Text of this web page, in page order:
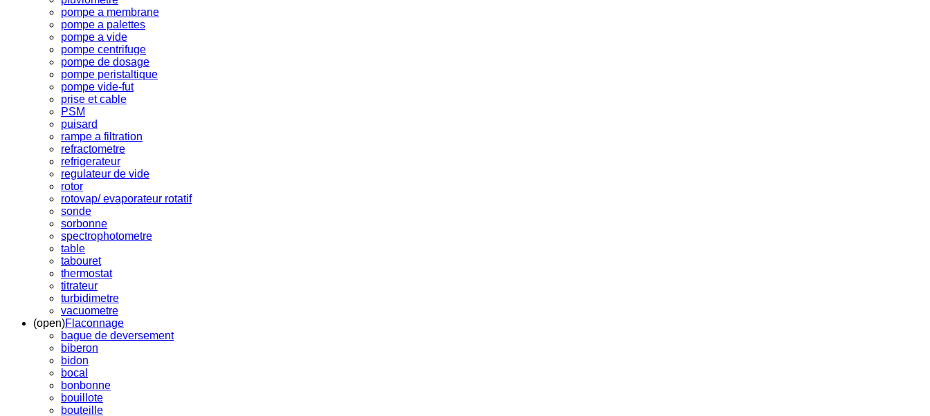
pompe a membrane
pompe a palettes
pompe a vide
pompe centrifuge
pompe de dosage
pompe peristaltique
pompe vide-fut
prise et cable
PSM
puisard
rampe a filtration
refractometre
refrigerateur
regulateur de vide
rotor
rotovap/ evaporateur rotatif
sonde
sorbonne
spectrophotometre
table
tabouret
thermostat
titrateur
turbidimetre
vacuometre
(open)Flaconnage
bague de deversement
biberon
bidon
bocal
bonbonne
bouillote
bouteille